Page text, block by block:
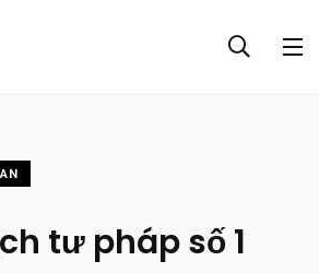
tư pháp số 1